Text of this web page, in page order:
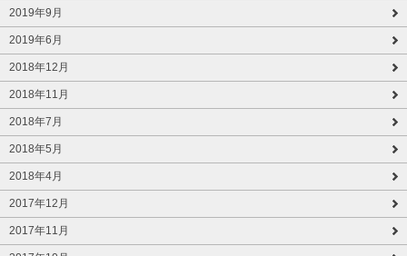
2019年9月
2019年6月
2018年12月
2018年11月
2018年7月
2018年5月
2018年4月
2017年12月
2017年11月